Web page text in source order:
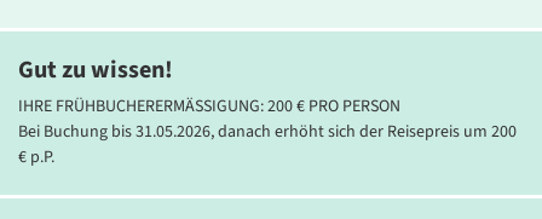
KULINARIK
Kulinarische Spezialitäten bieten Ihnen neun Restaurants und
Bistros sowie 15 Bars & Lounges. Ob Steaks, Sushi oder asiatische
Gut zu wissen!
IHRE FRÜHBUCHERERMÄSSIGUNG: 200 € PRO PERSON
Bei Buchung bis 31.05.2026, danach erhöht sich der Reisepreis um 200
€ p.P.